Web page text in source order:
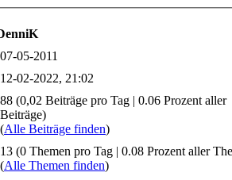
07-05-2011
12-02-2022, 21:02
88 (0,02 Beiträge pro Tag | 0.06 Prozent aller
Beiträge)
(Alle Beiträge finden)
13 (0 Themen pro Tag | 0.08 Prozent aller
(Alle Themen finden)